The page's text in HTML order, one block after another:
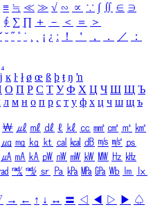
≡ ≒ ≪ ≫ √ ∽ ∝ ∵ ∫ ∬ ∈ ∋
∮ ∑ ∏ ＋ － ＜ ＝
＞
˘ ˝ ˚ ˙ ¸ ¡ ¿ ː ！ ＇ ， ． ／
：
₄
ĸ ŀ ł ø œ ß þ ŧ ŋ ŉ
О П Р С Т У Ф Х Ц Ч Ш Щ Ъ
л м н о п р с т у ф х ц ч ш щ ъ
￦ ㎕ ㎖ ㎗ ℓ ㎘ ㏄ ㎣ ㎤ ㎥ ㎦
㎍ ㎎ ㎏ ㏏ ㎈ ㎉ ㏈ ㎧ ㎨ ㎰
㎂ ㎃ ㎄ ㎺ ㎻ ㎽ ㎾ ㎿ ㎐ ㎑
㎮ ㎯ ㏛ ㎩ ㎪ ㎫ ㎬ ㏝ ㏐
㏓
→ ← ↑ ↓ ↔ 〓 ◁ ◀ ▷ ▶ ♤